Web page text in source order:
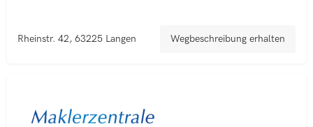
Rheinstr. 42, 63225 Langen Wegbeschreibung erhalten